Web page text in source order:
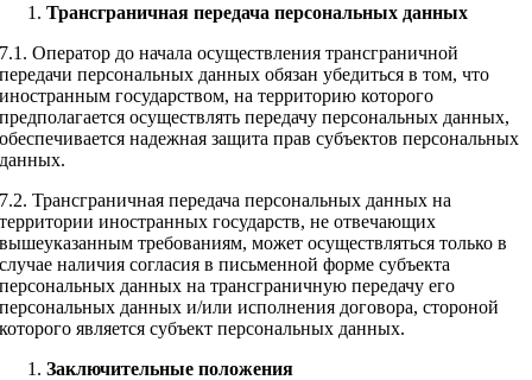
Трансграничная передача персональных данных
7.1. Оператор до начала осуществления трансграничной
передачи персональных данных обязан убедиться в том, что
иностранным государством, на территорию которого
предполагается осуществлять передачу персональных данных,
обеспечивается надежная защита прав субъектов персональных
данных.
7.2. Трансграничная передача персональных данных на
территории иностранных государств, не отвечающих
вышеуказанным требованиям, может осуществляться только в
случае наличия согласия в письменной форме субъекта
персональных данных на трансграничную передачу его
персональных данных и/или исполнения договора, стороной
которого является субъект персональных данных.
Заключительные положения